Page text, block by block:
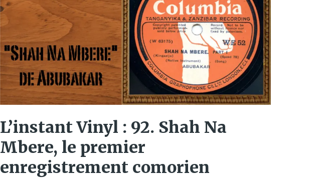
L’instant Vinyl : 92. Shah Na
Mbere, le premier
enregistrement comorien